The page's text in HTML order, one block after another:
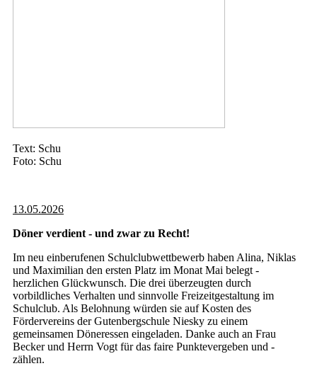
Text: Schu
Foto: Schu
13.05.2026
Döner verdient - und zwar zu Recht!
Im neu einberufenen Schulclubwettbewerb haben Alina, Niklas
und Maximilian den ersten Platz im Monat Mai belegt -
herzlichen Glückwunsch. Die drei überzeugten durch
vorbildliches Verhalten und sinnvolle Freizeitgestaltung im
Schulclub. Als Belohnung würden sie auf Kosten des
Fördervereins der Gutenbergschule Niesky zu einem
gemeinsamen Döneressen eingeladen. Danke auch an Frau
Becker und Herrn Vogt für das faire Punktevergeben und -
zählen.